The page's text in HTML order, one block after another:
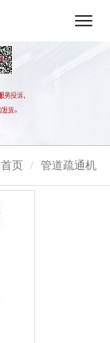
首页 管道疏通机